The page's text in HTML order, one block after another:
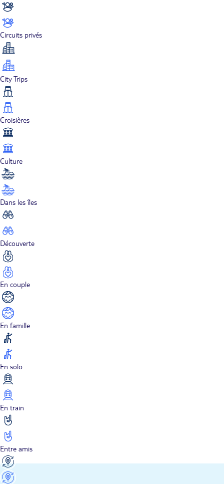
Circuits privés
City Trips
Croisières
Culture
Dans les îles
Découverte
En couple
En famille
En solo
En train
Entre amis